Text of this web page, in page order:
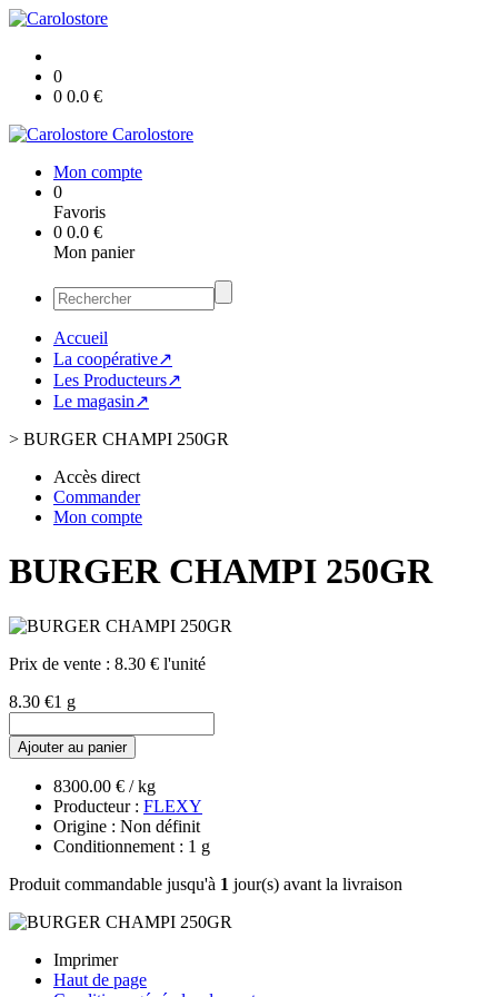
0
0 0.0 €
Carolostore
Mon compte
0
Favoris
0 0.0 €
Mon panier
Accueil
La coopérative↗
Les Producteurs↗
Le magasin↗
> BURGER CHAMPI 250GR
Accès direct
Commander
Mon compte
BURGER CHAMPI 250GR
Prix de vente : 8.30 € l'unité
8.30 €1 g
Ajouter au panier
8300.00 € / kg
Producteur : FLEXY
Origine : Non définit
Conditionnement : 1 g
Produit commandable jusqu'à 1 jour(s) avant la livraison
Imprimer
Haut de page